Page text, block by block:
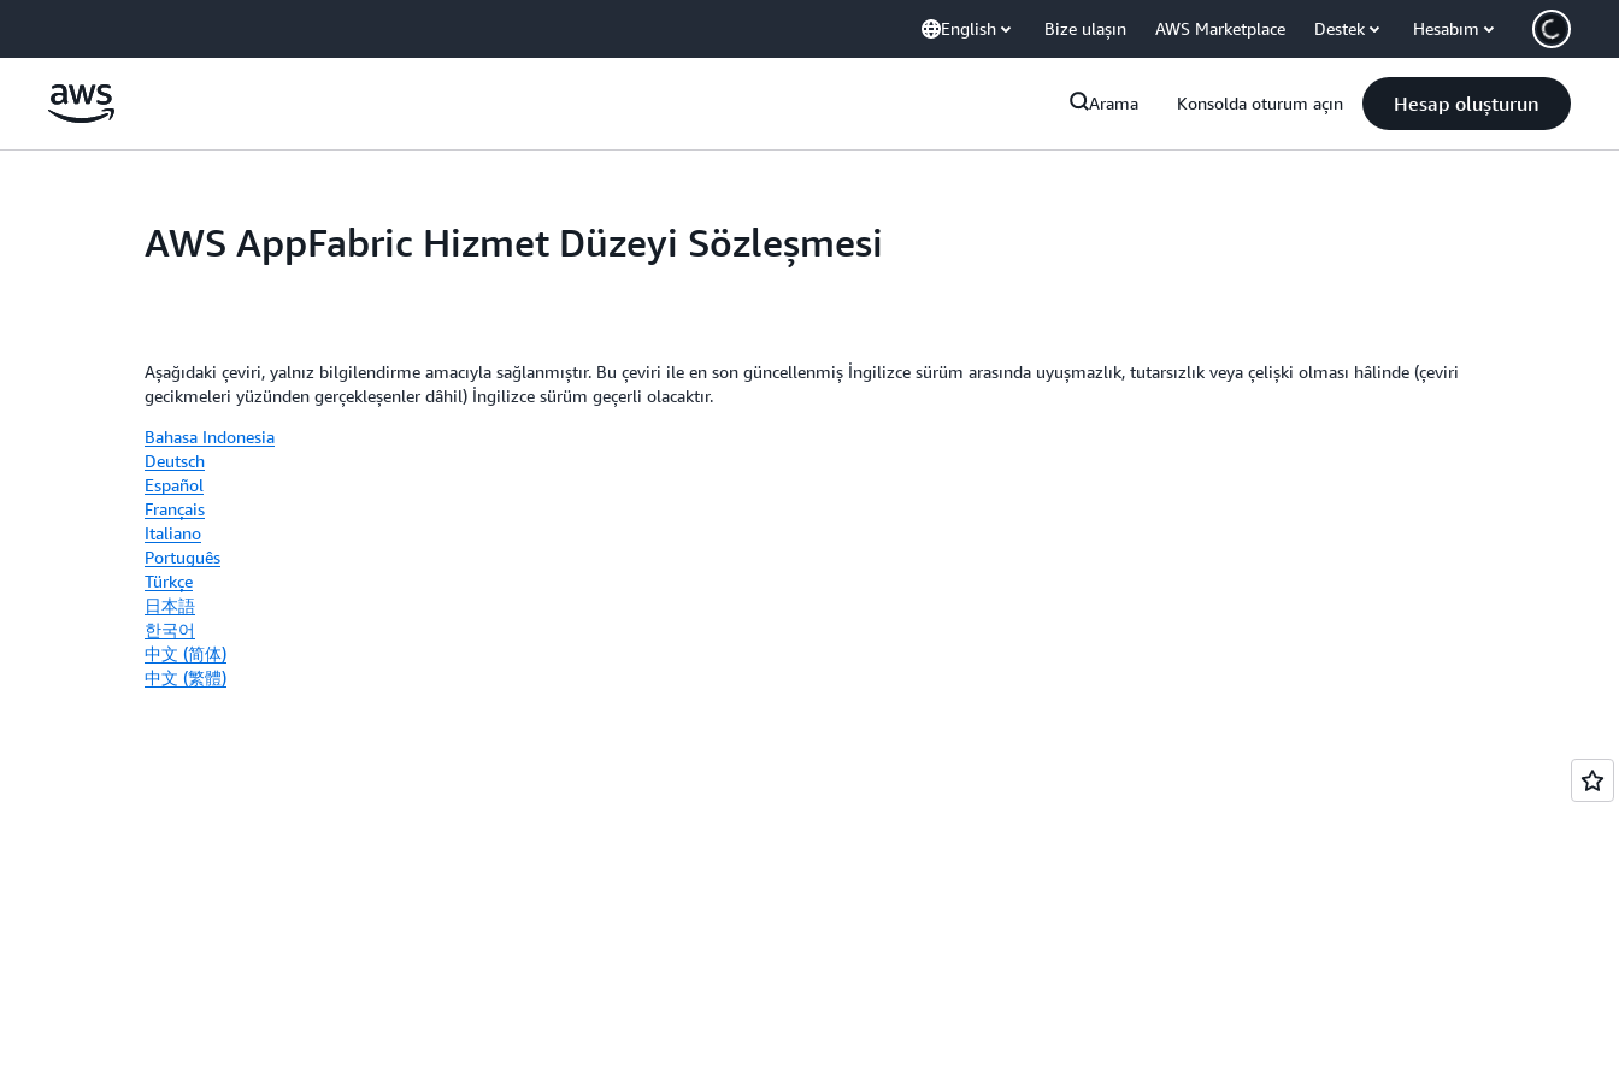
English Bize ulaşın AWS Marketplace Destek Hesabım
Arama Konsolda oturum açın Hesap oluşturun
AWS AppFabric Hizmet Düzeyi Sözleşmesi
Aşağıdaki çeviri, yalnız bilgilendirme amacıyla sağlanmıştır. Bu çeviri ile en son güncellenmiş İngilizce sürüm arasında uyuşmazlık, tutarsızlık veya çelişki olması hâlinde (çeviri
gecikmeleri yüzünden gerçekleşenler dâhil) İngilizce sürüm geçerli olacaktır.
Bahasa Indonesia
Deutsch
Español
Français
Italiano
Português
Türkçe
日本語
한국어
中文 (简体)
中文 (繁體)